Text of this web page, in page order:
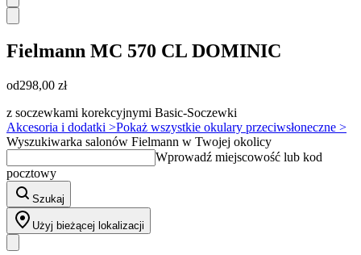
Fielmann MC 570 CL DOMINIC
od298,00 zł
z soczewkami korekcyjnymi Basic-Soczewki
Akcesoria i dodatki >Pokaż wszystkie okulary przeciwsłoneczne >
Wyszukiwarka salonów Fielmann w Twojej okolicy
Wprowadź miejscowość lub kod
pocztowy
Szukaj
Użyj bieżącej lokalizacji